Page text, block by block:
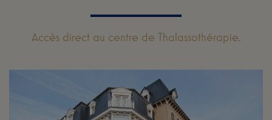
Accès direct au centre de Thalassothérapie.